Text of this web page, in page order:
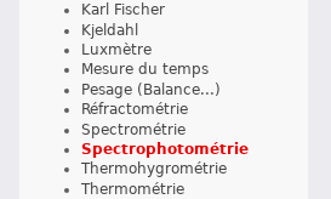
Karl Fischer
Kjeldahl
Luxmètre
Mesure du temps
Pesage (Balance...)
Réfractométrie
Spectrométrie
Spectrophotométrie
Thermohygrométrie
Thermométrie